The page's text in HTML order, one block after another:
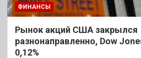
ФИНАНСЫ
Рынок акций США закрылся
разнонаправленно, Dow
0,12%